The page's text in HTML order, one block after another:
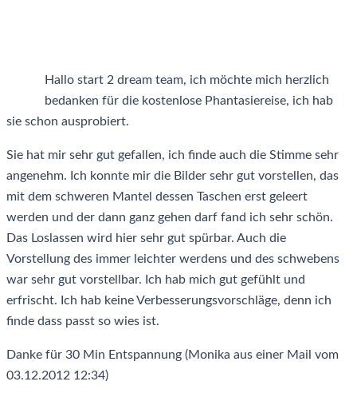
Hallo start 2 dream team, ich möchte mich herzlich
bedanken für die kostenlose Phantasiereise, ich hab
sie schon ausprobiert.
Sie hat mir sehr gut gefallen, ich finde auch die Stimme sehr
angenehm. Ich konnte mir die Bilder sehr gut vorstellen, das
mit dem schweren Mantel dessen Taschen erst geleert
werden und der dann ganz gehen darf fand ich sehr schön.
Das Loslassen wird hier sehr gut spürbar. Auch die
Vorstellung des immer leichter werdens und des schwebens
war sehr gut vorstellbar. Ich hab mich gut gefühlt und
erfrischt. Ich hab keine Verbesserungsvorschläge, denn ich
finde dass passt so wies ist.
Danke für 30 Min Entspannung (Monika aus einer Mail vom
03.12.2012 12:34)